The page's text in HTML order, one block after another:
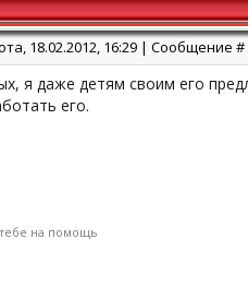
18.02.2012, 16:29 | Сообщение #
я даже детям своим его
его.
тебе на помощь